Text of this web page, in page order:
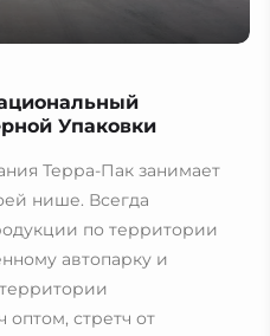
Упаковки
Терра-Пак занимает
нише. Всегда
по территории
автопарку и
оптом, стретч от